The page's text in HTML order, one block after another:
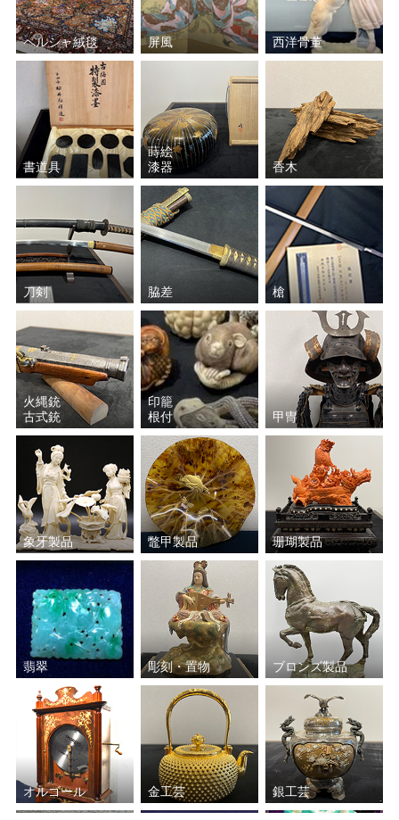
ミッシェル・バテュ 元永 定正
斎藤 清 岡田 三郎助
小林 和作 上村 松篁
上田 臥牛
安食 慎太郎 池田 満寿夫
福井 良之助
山下 清 アンドレ・ブラジリエ
脇田 和 彼末 宏
辻村 史朗 東郷 青児
小田切 訓
ペルシャ絨毯 屏風 西洋骨董
書道具
蒔絵
漆器
香木
刀剣 脇差 槍
火縄銃
古式銃
印籠
根付
甲冑
象牙製品 鼈甲製品 珊瑚製品
翡翠 彫刻・置物 ブロンズ製品
オルゴール 金工芸 銀工芸